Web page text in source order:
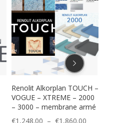
Renolit Alkorplan TOUCH –
VOGUE – XTREME – 2000
– 3000 – membrane armé
€1,248.00 – €1,860.00Plage